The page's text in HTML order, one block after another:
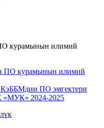
курамынын илимий
курамынын илимий
ПО эмгектери
2024-2025